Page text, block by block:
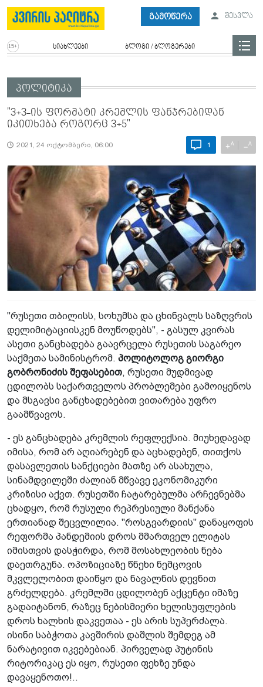
გამოწერა შესვლა
სიახლეები ბლოგი / ბლოგერები
პოლიტიკა
"3+3-ის ფორმატი კრემლის ფანჯრებიდან
იკითხება როგორც 3+5"
2021, 24 ოქტომბერი, 06:00 1 +A −A
"რუსეთი თბილისს, სოხუმსა და ცხინვალს საზღვრის
დელიმიტაციისკენ მოუწოდებს", - გასულ კვირას
ასეთი განცხადება გაავრცელა რუსეთის საგარეო
საქმეთა სამინისტრომ. პოლიტოლოგ გიორგი
გობრონიძის შეფასებით, რუსეთი მუდმივად
ცდილობს საქართველოს პრობლემები გამოიყენოს
და მსგავსი განცხადებებით ვითარება უფრო
გაამწვავოს.
- ეს განცხადება კრემლის რეფლექსია. მიუხედავად
იმისა, რომ არ აღიარებენ და აცხადებენ, თითქოს
დასავლეთის სანქციები მათზე არ ასახულა,
სინამდვილეში ძალიან მწვავე ეკონომიკური
კრიზისი აქვთ. რუსეთში ჩატარებულმა არჩევნებმა
ცხადყო, რომ რუსული რეპრესიული მანქანა
ერთიანად შეცვლილია. "როსგვარდიის" დანაყოფის
რეფორმა პანდემიის დროს მმართველ ელიტას
იმისთვის დასჭირდა, რომ მოსახლეობის ნება
დაეთრგუნა. ოპოზიციაზე წნეხი ნემცოვის
მკვლელობით დაიწყო და ნავალნის დევნით
გრძელდება. კრემლში ცდილობენ აქცენტი იმაზე
გადაიტანონ, რაზეც ნებისმიერი ხელისუფლების
დროს ხალხის დაკვეთაა - ეს არის სუპერძალა.
ისინი საბჭოთა კავშირის დაშლის შემდეგ ამ
ნარატივით იკვებებიან. პირველად პუტინის
რიტორიკაც ეს იყო, რუსეთი ფეხზე უნდა
დავაყენოთო!..